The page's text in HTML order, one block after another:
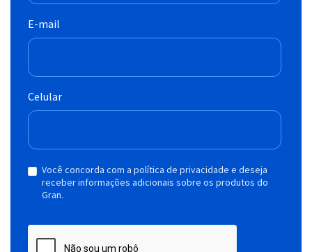
E-mail
Celular
Você concorda com a política de privacidade e deseja
receber informações adicionais sobre os produtos do
Gran.